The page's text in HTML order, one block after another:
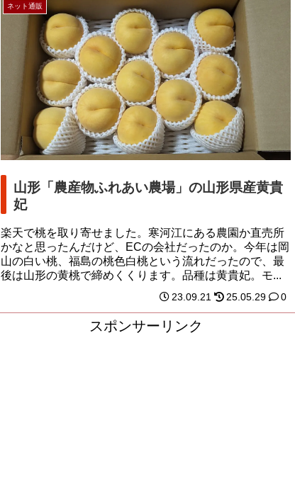
ネット通販
山形「農産物ふれあい農場」の山形県産黄貴
妃
楽天で桃を取り寄せました。寒河江にある農園か直売所
かなと思ったんだけど、ECの会社だったのか。今年は岡
山の白い桃、福島の桃色白桃という流れだったので、最
後は山形の黄桃で締めくくります。品種は黄貴妃。モ...
23.09.21 25.05.29 0
スポンサーリンク